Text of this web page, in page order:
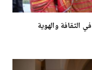
الثقافة والهوية